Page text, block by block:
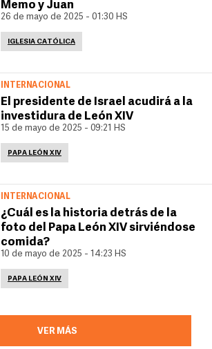
Memo y Juan
26 de mayo de 2025 - 01:30 HS
IGLESIA CATÓLICA
INTERNACIONAL
El presidente de Israel acudirá a la
investidura de León XIV
15 de mayo de 2025 - 09:21 HS
PAPA LEÓN XIV
INTERNACIONAL
¿Cuál es la historia detrás de la
foto del Papa León XIV sirviéndose
comida?
10 de mayo de 2025 - 14:23 HS
PAPA LEÓN XIV
VER MÁS